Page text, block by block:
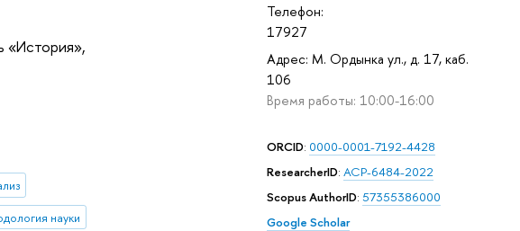
Телефон:
17927
Адрес: М. Ордынка ул., д. 17, каб.
106
Время работы: 10:00-16:00
ORCID: 0000-0001-7192-4428
ResearcherID: ACP-6484-2022
Scopus AuthorID: 57355386000
Google Scholar
«История»,
науки